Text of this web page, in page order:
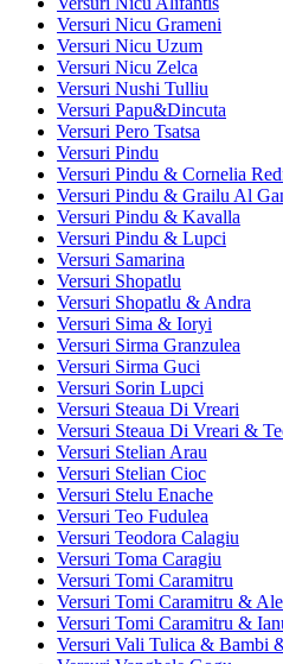
Versuri Nicu Grameni
Versuri Nicu Uzum
Versuri Nicu Zelca
Versuri Nushi Tulliu
Versuri Papu&Dincuta
Versuri Pero Tsatsa
Versuri Pindu
Versuri Pindu & Cornelia
Versuri Pindu & Grailu Al
Versuri Pindu & Kavalla
Versuri Pindu & Lupci
Versuri Samarina
Versuri Shopatlu
Versuri Shopatlu & Andra
Versuri Sima & Ioryi
Versuri Sirma Granzulea
Versuri Sirma Guci
Versuri Sorin Lupci
Versuri Steaua Di Vreari
Versuri Steaua Di Vreari &
Versuri Stelian Arau
Versuri Stelian Cioc
Versuri Stelu Enache
Versuri Teo Fudulea
Versuri Teodora Calagiu
Versuri Toma Caragiu
Versuri Tomi Caramitru
Versuri Tomi Caramitru &
Versuri Tomi Caramitru &
Versuri Vali Tulica & Bambi